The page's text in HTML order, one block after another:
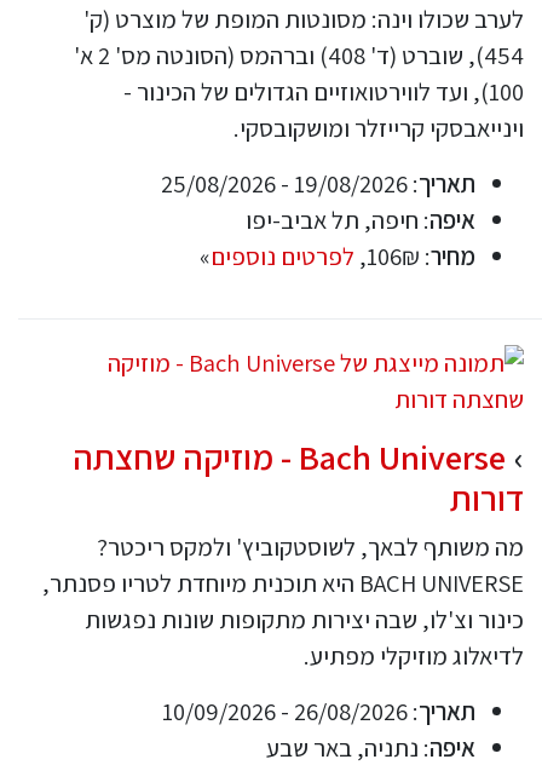
לערב שכולו וינה: מסונטות המופת של מוצרט (ק'
454), שוברט (ד' 408) וברהמס (הסונטה מס' 2 א'
100), ועד לווירטואוזיים הגדולים של הכינור -
וינייאבסקי קרייזלר ומושקובסקי.
תאריך: 19/08/2026 - 25/08/2026
איפה: חיפה, תל אביב-יפו
מחיר: 106₪, לפרטים נוספים»
Bach Universe - מוזיקה שחצתה
דורות
מה משותף לבאך, לשוסטקוביץ' ולמקס ריכטר?
BACH UNIVERSE היא תוכנית מיוחדת לטריו פסנתר,
כינור וצ'לו, שבה יצירות מתקופות שונות נפגשות
לדיאלוג מוזיקלי מפתיע.
תאריך: 26/08/2026 - 10/09/2026
איפה: נתניה, באר שבע